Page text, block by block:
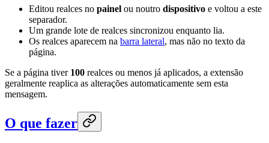
Editou realces no painel ou noutro dispositivo e voltou a este
separador.
Um grande lote de realces sincronizou enquanto lia.
Os realces aparecem na barra lateral, mas não no texto da
página.
Se a página tiver 100 realces ou menos já aplicados, a extensão
geralmente reaplica as alterações automaticamente sem esta
mensagem.
O que fazer